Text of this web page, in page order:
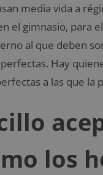
media vida a
el gimnasio, para
al que deben
Hay
a las que la
los